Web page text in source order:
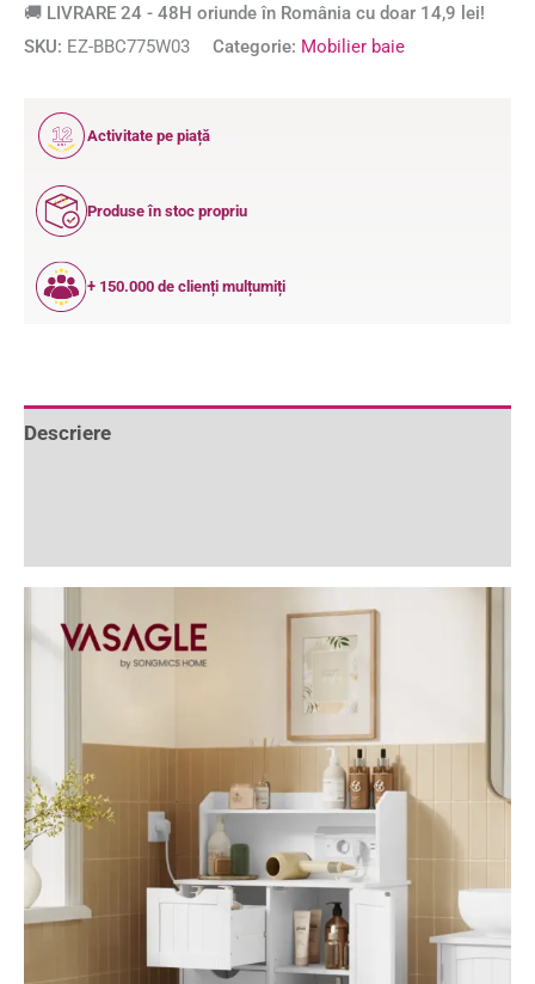
🚚 LIVRARE 24 - 48H oriunde în România cu doar 14,9 lei!
SKU: EZ-BBC775W03 Categorie: Mobilier baie
12
ANI
Activitate pe piață
Produse în stoc propriu
+ 150.000 de clienți mulțumiți
Descriere